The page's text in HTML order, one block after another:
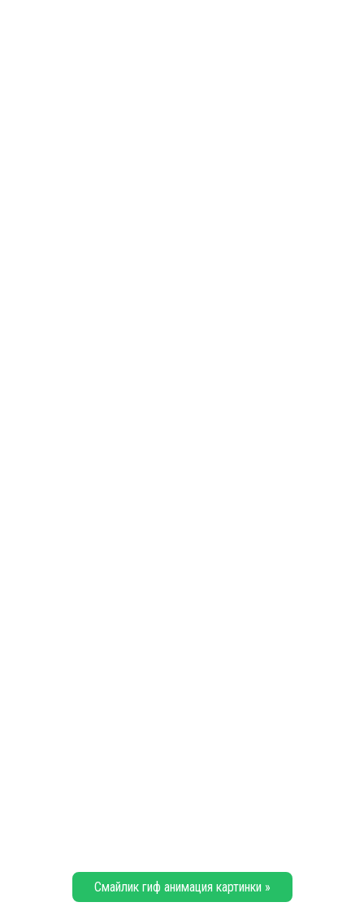
Смайлик гиф анимация картинки »